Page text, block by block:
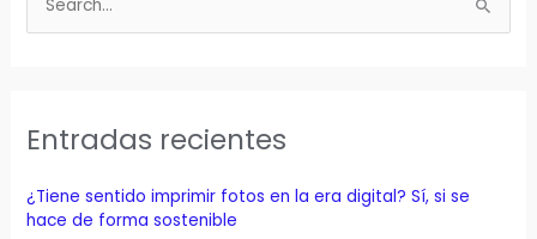
r
p
o
Entradas recientes
¿Tiene sentido imprimir fotos en la era digital? Sí, si se
hace de forma sostenible